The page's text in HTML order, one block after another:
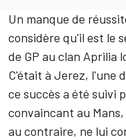
Un manque de
considère qu'il est le
de GP au clan Aprilia
C'était à Jerez, l'une
ce succès a été suivi
convaincant au
au contraire, ne lui